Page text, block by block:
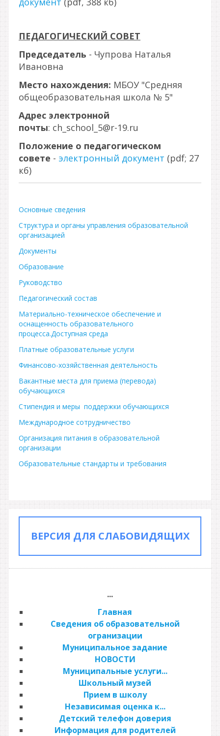
ПЕДАГОГИЧЕСКИЙ СОВЕТ
Председатель - Чупрова Наталья
Ивановна
Место нахождения: МБОУ "Средняя
общеобразовательная школа № 5"
Адрес электронной
почты: ch_school_5@r-19.ru
Положение о педагогическом
совете - электронный документ (pdf; 27
кб)
Основные сведения
Структура и органы управления образовательной
организацией
Документы
Образование
Руководство
Педагогический состав
Материально-техническое обеспечение и
оснащенность образовательного
процесса.Доступная среда
Платные образовательные услуги
Финансово-хозяйственная деятельность
Вакантные места для приема (перевода)
обучающихся
Стипендия и меры поддержки обучающихся
Международное сотрудничество
Организация питания в образовательной
организации
Образовательные стандарты и требования
ВЕРСИЯ ДЛЯ СЛАБОВИДЯЩИХ
...
Главная
Сведения об образовательной
огранизации
Муниципальное задание
НОВОСТИ
Муниципальные услуги...
Школьный музей
Прием в школу
Независимая оценка к...
Детский телефон доверия
Информация для родителей